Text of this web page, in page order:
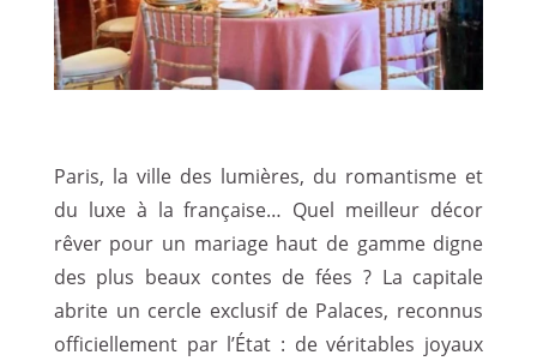
Paris, la ville des lumières, du romantisme et
du luxe à la française… Quel meilleur décor
rêver pour un mariage haut de gamme digne
des plus beaux contes de fées ? La capitale
abrite un cercle exclusif de Palaces, reconnus
officiellement par l’État : de véritables joyaux